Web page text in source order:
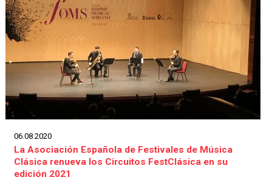
06.08.2020
La Asociación Española de Festivales de Música
Clásica renueva los Circuitos FestClásica en su
edición 2021